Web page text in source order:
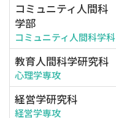
コミュニティ人間科
学部
コミュニティ人間科学科
教育人間科学研究科
心理学専攻
経営学研究科
経営学専攻